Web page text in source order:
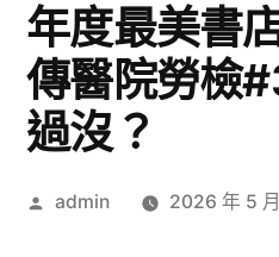
年度最美書
傳醫院勞檢
過沒？
作
admin 2026 年 5